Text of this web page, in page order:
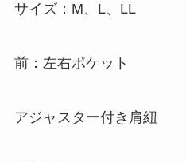
サイズ：M、L、LL
前：左右ポケット
アジャスター付き肩紐